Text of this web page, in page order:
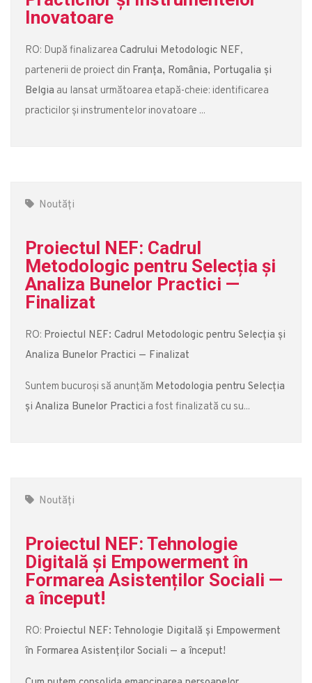
Inovatoare
RO: După finalizarea Cadrului Metodologic NEF,
partenerii de proiect din Franța, România, Portugalia și
Belgia au lansat următoarea etapă-cheie: identificarea
practicilor și instrumentelor inovatoare ...
Noutăți
Proiectul NEF: Cadrul
Metodologic pentru Selecția și
Analiza Bunelor Practici —
Finalizat
RO: Proiectul NEF: Cadrul Metodologic pentru Selecția și
Analiza Bunelor Practici — Finalizat
Suntem bucuroși să anunțăm Metodologia pentru Selecția
și Analiza Bunelor Practici a fost finalizată cu su...
Noutăți
Proiectul NEF: Tehnologie
Digitală și Empowerment în
Formarea Asistenților Sociali —
a început!
RO: Proiectul NEF: Tehnologie Digitală și Empowerment
în Formarea Asistenților Sociali — a început!